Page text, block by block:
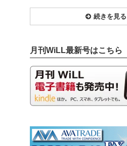
続きを見る
月刊WiLL最新号はこちら